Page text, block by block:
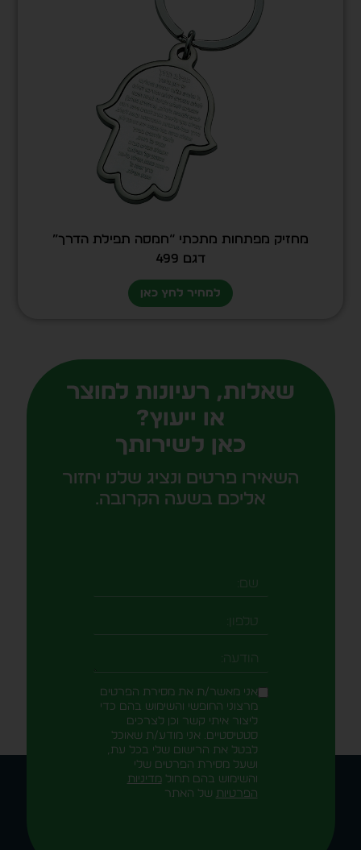
מחזיק מפתחות מתכתי “חמסה תפילת הדרך”
דגם 499
למחיר לחץ כאן
שאלות, רעיונות למוצר
או ייעוץ?
כאן לשירותך
השאירו פרטים ונציג שלנו יחזור
אליכם בשעה הקרובה.
שם
טלפון
הודעה
אני מאשר/ת את מסירת הפרטים
מרצוני החופשי והשימוש בהם כדי
ליצור איתי קשר וכן לצרכים
סטטיסטיים. אני מודע/ת שאוכל
לבטל את הרישום שלי בכל עת,
ושעל מסירת הפרטים שלי
והשימוש בהם תחול מדיניות
הפרטיות של האתר